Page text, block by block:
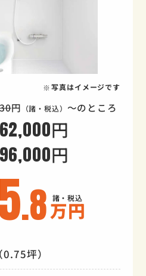
写真はイメージです
円 （諸・税込） ～のところ
円
円
.8万円
坪）